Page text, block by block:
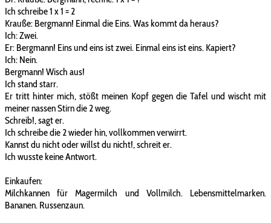
Ich schreibe 1 x 1 = 2
Krauße: Bergmann! Einmal die Eins. Was kommt da heraus?
Ich: Zwei.
Er: Bergmann! Eins und eins ist zwei. Einmal eins ist eins. Kapiert?
Ich: Nein.
Bergmann! Wisch aus!
Ich stand starr.
Er tritt hinter mich, stößt meinen Kopf gegen die Tafel und wischt mit
meiner nassen Stirn die 2 weg.
Schreib!, sagt er.
Ich schreibe die 2 wieder hin, vollkommen verwirrt.
Kannst du nicht oder willst du nicht!, schreit er.
Ich wusste keine Antwort.
Einkaufen:
Milchkannen für Magermilch und Vollmilch. Lebensmittelmarken.
Bananen. Russenzaun.